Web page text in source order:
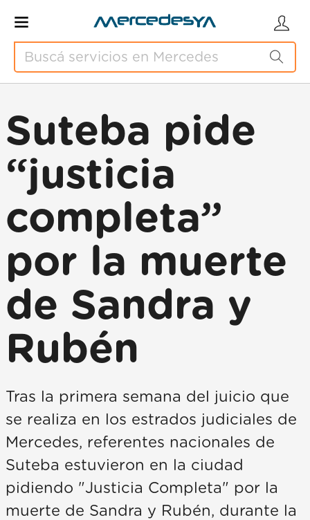
Suteba pide
“justicia
completa”
por la muerte
de Sandra y
Rubén
Tras la primera semana del juicio que
se realiza en los estrados judiciales de
Mercedes, referentes nacionales de
Suteba estuvieron en la ciudad
pidiendo "Justicia Completa" por la
muerte de Sandra y Rubén, durante la